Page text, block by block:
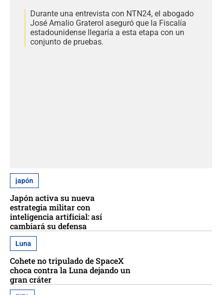
Durante una entrevista con NTN24, el abogado
José Amalio Graterol aseguró que la Fiscalía
estadounidense llegaría a esta etapa con un
conjunto de pruebas.
japón
Japón activa su nueva
estrategia militar con
inteligencia artificial: así
cambiará su defensa
Luna
Cohete no tripulado de SpaceX
choca contra la Luna dejando un
gran cráter